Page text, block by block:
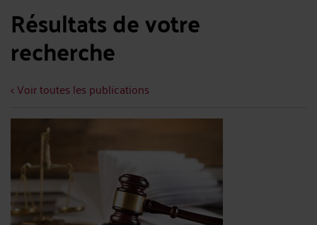
Résultats de votre
recherche
< Voir toutes les publications